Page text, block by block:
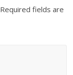
Required fields are